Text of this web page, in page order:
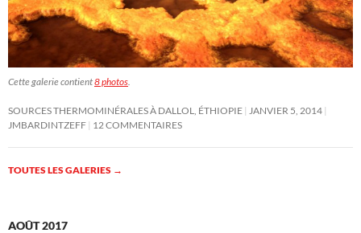
Cette galerie contient8 photos
SOURCES THERMOMINÉRALES À DALLOL, ÉTHIOPIE
JANVIER 5, 2014
JMBARDINTZEFF 12 COMMENTAIRES
TOUTES LES GALERIES →
AOÛT 2017